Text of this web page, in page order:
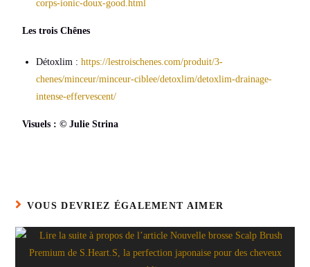
corps-ionic-doux-good.html
Les trois Chênes
Détoxlim :https://lestroischenes.com/produit/3-
chenes/minceur/minceur-ciblee/detoxlim/detoxlim-drainage-
intense-effervescent/
Visuels :©Julie Strina
VOUS DEVRIEZ ÉGALEMENT AIMER